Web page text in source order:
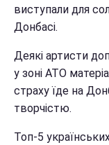
виступали для
Донбасі.
Деякі артисти
у зоні АТО
страху їде на
творчістю.
Топ-5